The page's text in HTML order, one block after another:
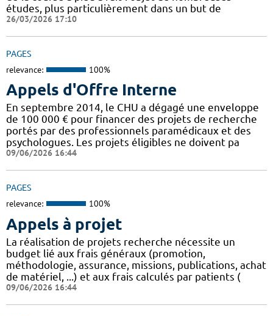
études, plus particulièrement dans un but de
26/03/2026 17:10
PAGES
relevance: 100%
Appels d'Offre Interne
En septembre 2014, le CHU a dégagé une enveloppe
de 100 000 € pour financer des projets de recherche
portés par des professionnels paramédicaux et des
psychologues. Les projets éligibles ne doivent pa
09/06/2026 16:44
PAGES
relevance: 100%
Appels à projet
La réalisation de projets recherche nécessite un
budget lié aux frais généraux (promotion,
méthodologie, assurance, missions, publications, achat
de matériel, ...) et aux frais calculés par patients (
09/06/2026 16:44